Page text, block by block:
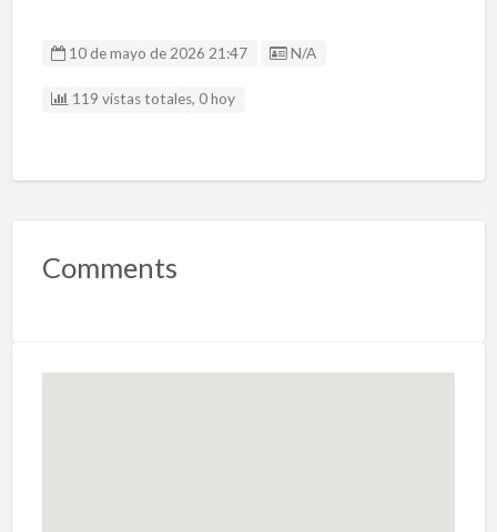
10 de mayo de 2026 21:47 Listing ID
N/A
119 vistas totales, 0 hoy
Comments